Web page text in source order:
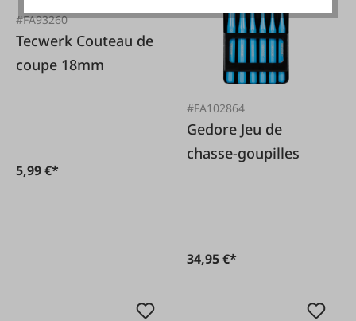
#FA93260
Tecwerk Couteau de
coupe 18mm
5,99 €*
#FA102864
Gedore Jeu de
chasse-goupilles
34,95 €*